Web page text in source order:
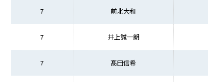
7 前北大和
7 井上誠一朗
7 髙田信希